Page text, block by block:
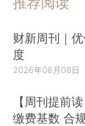
财新周刊｜
度
2026年08月08日
【周刊提前
缴费基数 合